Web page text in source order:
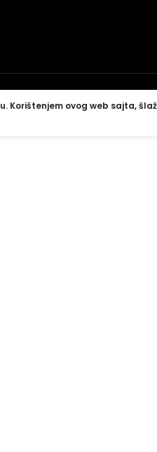
Korištenjem ovog web sajta,